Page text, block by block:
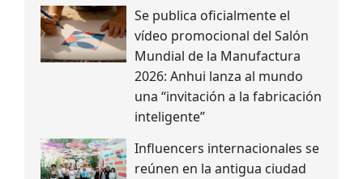
estructura de capital y mantener la
continuidad de sus operaciones.
Se publica oficialmente el
vídeo promocional del Salón
Mundial de la Manufactura
2026: Anhui lanza al mundo
una “invitación a la fabricación
inteligente”
Influencers internacionales se
reúnen en la antigua ciudad